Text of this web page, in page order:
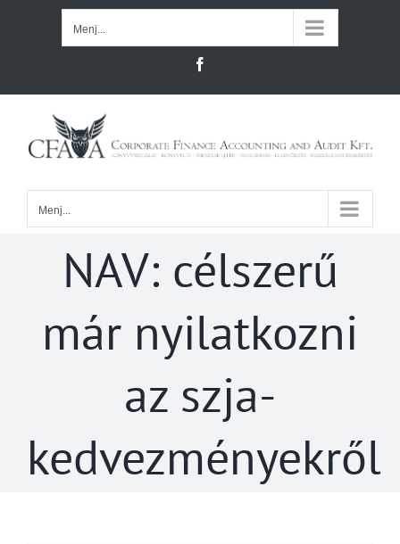
Menj...
Menj...
NAV: célszerű
már nyilatkozni
az szja-
kedvezményekről